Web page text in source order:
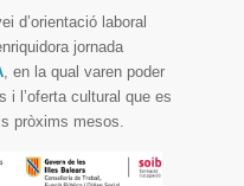
d’orientació laboral
jornada
, en la qual varen poder
i l’oferta cultural que es
pròxims mesos.